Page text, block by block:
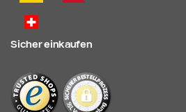
Sicher einkaufen